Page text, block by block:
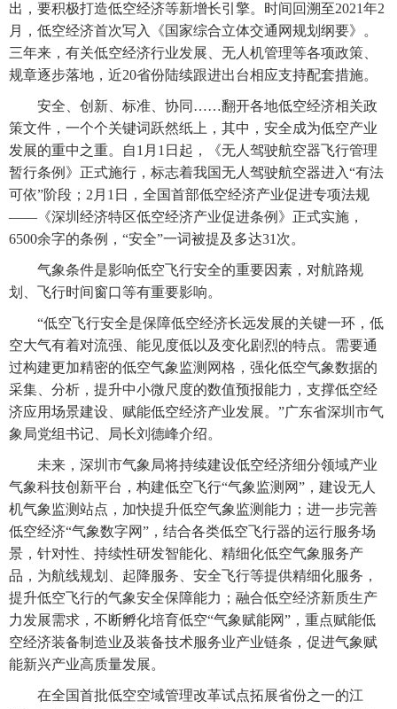
出，要积极打造低空经济等新增长引擎。时间回溯至2021年2
月，低空经济首次写入《国家综合立体交通网规划纲要》。
三年来，有关低空经济行业发展、无人机管理等各项政策、
规章逐步落地，近20省份陆续跟进出台相应支持配套措施。
安全、创新、标准、协同……翻开各地低空经济相关政
策文件，一个个关键词跃然纸上，其中，安全成为低空产业
发展的重中之重。自1月1日起，《无人驾驶航空器飞行管理
暂行条例》正式施行，标志着我国无人驾驶航空器进入“有法
可依”阶段；2月1日，全国首部低空经济产业促进专项法规
——《深圳经济特区低空经济产业促进条例》正式实施，
6500余字的条例，“安全”一词被提及多达31次。
气象条件是影响低空飞行安全的重要因素，对航路规
划、飞行时间窗口等有重要影响。
“低空飞行安全是保障低空经济长远发展的关键一环，低
空大气有着对流强、能见度低以及变化剧烈的特点。需要通
过构建更加精密的低空气象监测网格，强化低空气象数据的
采集、分析，提升中小微尺度的数值预报能力，支撑低空经
济应用场景建设、赋能低空经济产业发展。”广东省深圳市气
象局党组书记、局长刘德峰介绍。
未来，深圳市气象局将持续建设低空经济细分领域产业
气象科技创新平台，构建低空飞行“气象监测网”，建设无人
机气象监测站点，加快提升低空气象监测能力；进一步完善
低空经济“气象数字网”，结合各类低空飞行器的运行服务场
景，针对性、持续性研发智能化、精细化低空气象服务产
品，为航线规划、起降服务、安全飞行等提供精细化服务，
提升低空飞行的气象安全保障能力；融合低空经济新质生产
力发展需求，不断孵化培育低空“气象赋能网”，重点赋能低
空经济装备制造业及装备技术服务业产业链条，促进气象赋
能新兴产业高质量发展。
在全国首批低空空域管理改革试点拓展省份之一的江